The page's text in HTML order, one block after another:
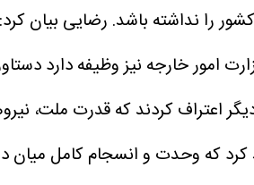
را نداشته باشد. رضایی بیان
امور خارجه نیز وظیفه دارد
اعتراف کردند که قدرت ملت،
که وحدت و انسجام کامل میان